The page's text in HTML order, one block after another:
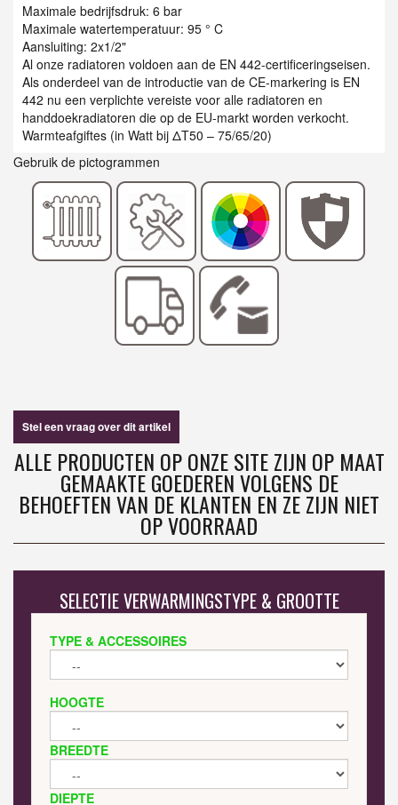
Maximale bedrijfsdruk: 6 bar
Maximale watertemperatuur: 95 ° C
Aansluiting: 2x1/2"
Al onze radiatoren voldoen aan de EN 442-certificeringseisen.
Als onderdeel van de introductie van de CE-markering is EN
442 nu een verplichte vereiste voor alle radiatoren en
handdoekradiatoren die op de EU-markt worden verkocht.
Warmteafgiftes (in Watt bij ΔT50 – 75/65/20)
Gebruik de pictogrammen
Stel een vraag over dit artikel
ALLE PRODUCTEN OP ONZE SITE ZIJN OP MAAT
GEMAAKTE GOEDEREN VOLGENS DE
BEHOEFTEN VAN DE KLANTEN EN ZE ZIJN NIET
OP VOORRAAD
SELECTIE VERWARMINGSTYPE & GROOTTE
TYPE & ACCESSOIRES
HOOGTE
BREEDTE
DIEPTE